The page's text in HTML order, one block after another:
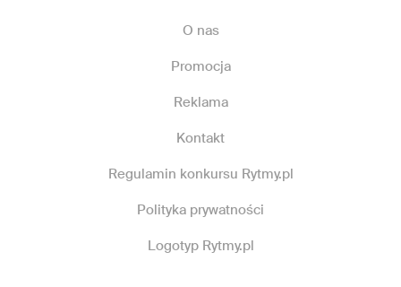
O nas
Promocja
Reklama
Kontakt
Regulamin konkursu Rytmy.pl
Polityka prywatności
Logotyp Rytmy.pl